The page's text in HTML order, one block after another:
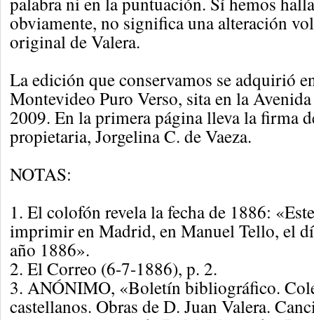
obviamente, no significa una alteración
original de Valera.
La edición que conservamos se adquirió
Montevideo Puro Verso, sita en la
2009. En la primera página lleva la firma
propietaria, Jorgelina C. de Vaeza.
NOTAS:
1. El colofón revela la fecha de 1886:
imprimir en Madrid, en Manuel Tello, el
año 1886».
2. El Correo (6-7-1886), p. 2.
3. ANÓNIMO, «Boletín bibliográfico.
castellanos. Obras de D. Juan Valera.